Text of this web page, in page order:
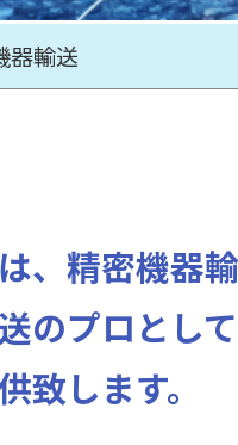
器輸送
、精密機器
のプロとし
致します。